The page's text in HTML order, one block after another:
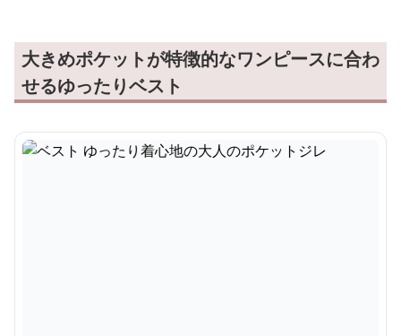
大きめポケットが特徴的なワンピースに合わ
せるゆったりベスト